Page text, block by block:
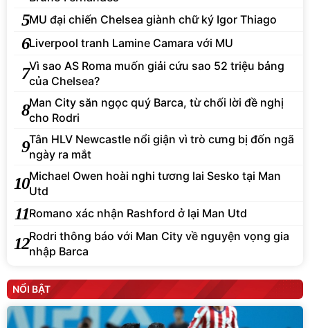
5MU đại chiến Chelsea giành chữ ký Igor Thiago
6Liverpool tranh Lamine Camara với MU
7Vì sao AS Roma muốn giải cứu sao 52 triệu bảng
của Chelsea?
8Man City săn ngọc quý Barca, từ chối lời đề nghị
cho Rodri
9Tân HLV Newcastle nổi giận vì trò cưng bị đốn ngã
ngày ra mắt
10Michael Owen hoài nghi tương lai Sesko tại Man
Utd
11Romano xác nhận Rashford ở lại Man Utd
12Rodri thông báo với Man City về nguyện vọng gia
nhập Barca
NỔI BẬT